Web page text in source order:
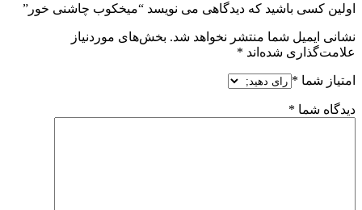
اولین کسی باشید که دیدگاهی می نویسد “میخکوب چاشنی خور”
نشانی ایمیل شما منتشر نخواهد شد. بخش‌های موردنیاز
علامت‌گذاری شده‌اند *
امتیاز شما *
دیدگاه شما *